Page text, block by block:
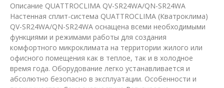
Описание QUATTROCLIMA QV-SR24WA/QN-SR24WA
Настенная сплит-система QUATTROCLIMA (Кватроклима)
QV-SR24WA/QN-SR24WA оснащена всеми необходимыми
функциями и режимами работы для создания
комфортного микроклимата на территории жилого или
офисного помещения как в теплое, так и в холодное
время года. Оборудование легко устанавливается и
абсолютно безопасно в эксплуатации. Особенности и